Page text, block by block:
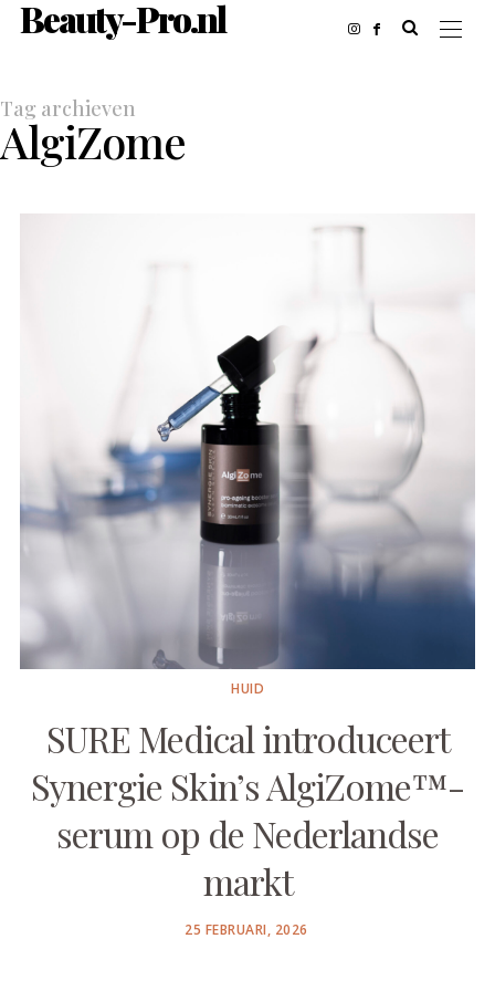
Beauty-Pro.nl
Tag archieven
AlgiZome
HUID
SURE Medical introduceert
Synergie Skin’s AlgiZome™-
serum op de Nederlandse
markt
POSTED
25 FEBRUARI, 2026